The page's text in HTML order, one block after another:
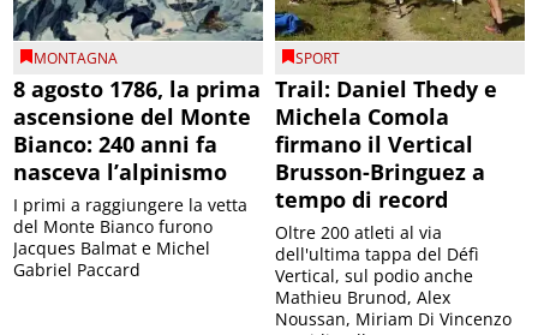
MONTAGNA
8 agosto 1786, la prima
ascensione del Monte
Bianco: 240 anni fa
nasceva l’alpinismo
I primi a raggiungere la vetta
del Monte Bianco furono
Jacques Balmat e Michel
Gabriel Paccard
SPORT
Trail: Daniel Thedy e
Michela Comola
firmano il Vertical
Brusson-Bringuez a
tempo di record
Oltre 200 atleti al via
dell'ultima tappa del Défì
Vertical, sul podio anche
Mathieu Brunod, Alex
Noussan, Miriam Di Vincenzo